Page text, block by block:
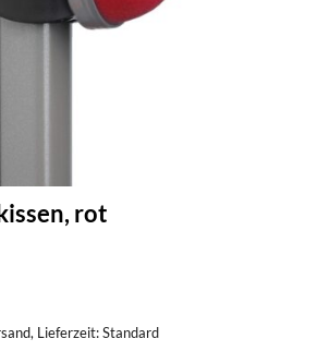
rot
, Lieferzeit: Standard